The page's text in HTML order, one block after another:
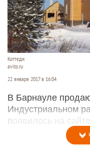
Коттедж
avito.ru
22 января 2017 в 16:04
В Барнауле
Индустриальном
появилось на